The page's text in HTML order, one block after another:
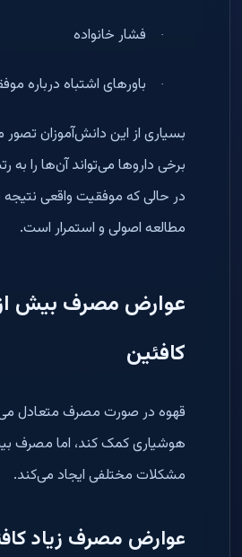
· فشار خانواده
· باورهای اشتباه درباره
بسیاری از این دانش‌آموزان
برخی داروها می‌تواند آن‌ها را به
در حالی که موفقیت واقعی نتیجه
مطالعه اصولی و استمرار است.
عوارض مصرف بیش
کافئین
قهوه در صورت مصرف متعادل
هوشیاری کمک کند، اما مصرف
مشکلات مختلفی ایجاد می‌کند.
عوارض مصرف زیاد